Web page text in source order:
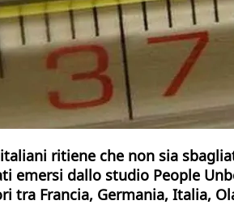
ritiene che non sia
emersi dallo studio People
tra Francia, Germania, Italia,